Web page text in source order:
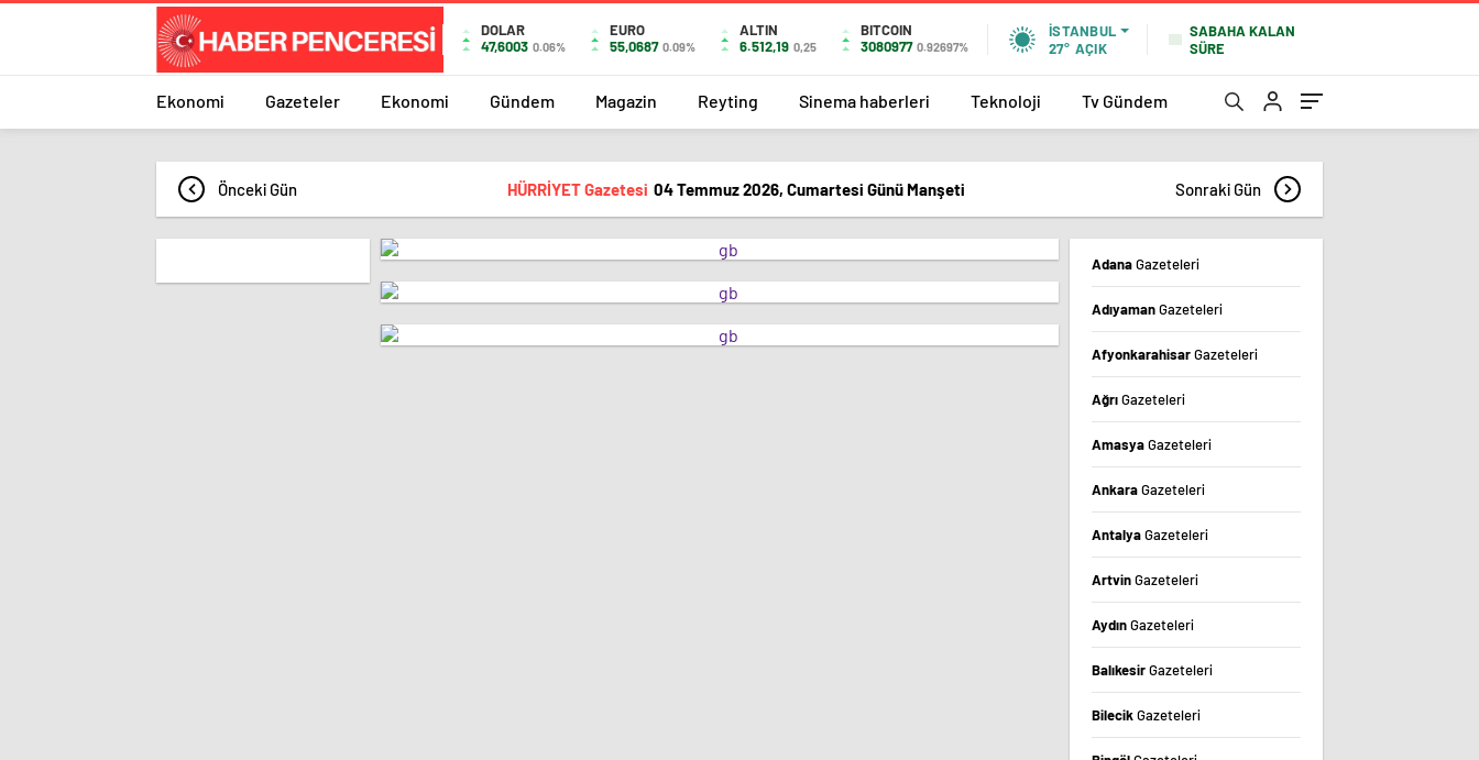
DOLAR
47,6003 0.06%
EURO
55,0687 0.09%
ALTIN
6.512,19 0,25
BITCOIN
3080977 0.92697%
İSTANBUL
27° AÇIK
SABAHA KALAN
SÜRE
Ekonomi Gazeteler Ekonomi Gündem Magazin Reyting Sinema haberleri Teknoloji Tv Gündem
Önceki Gün HÜRRİYET Gazetesi 04 Temmuz 2026, Cumartesi Günü Manşeti Sonraki Gün
AdanaGazeteleri
AdıyamanGazeteleri
AfyonkarahisarGazeteleri
AğrıGazeteleri
AmasyaGazeteleri
AnkaraGazeteleri
AntalyaGazeteleri
ArtvinGazeteleri
AydınGazeteleri
BalıkesirGazeteleri
BilecikGazeteleri